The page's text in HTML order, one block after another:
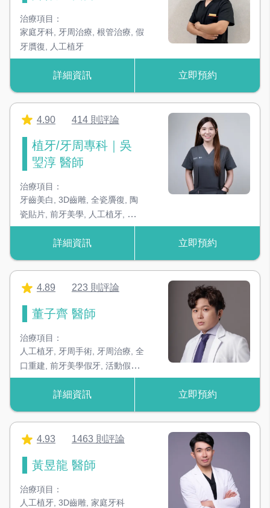
3D 數位X光機
基礎X光影像，是判斷蛀牙、牙周病重要依據
冷光美白機
頭戴顯微鏡
可以看到細節部位，達到更好的治療成效
快速掃苗牙齒型態，不需忍受印模不舒適感
治療項目：
家庭牙科 牙周治療 根管治療 假
牙贋復
人工植牙
詳細資訊 立即預約
4.90 414 則評論
植牙/牙周專科｜吳
琞淳 醫師
治療項目：
牙齒美白, 3D齒雕, 全瓷贗復, 陶
瓷貼片, 前牙美學, 人工植牙, 牙周
治療,矯正協同,假牙贗復,全口重
詳細資訊 立即預約
4.89 223 則評論
董子齊 醫師
治療項目：
人工植牙, 牙周手術, 牙周治療, 全
口重建, 前牙美學假牙, 活動假牙
兒童牙科,一般牙科,全瓷貼片,智
根管治療,全瓷贋復
塗氟,全瓷嵌體,定期檢查
詳細資訊 立即預約
4.93 1463 則評論
黃昱龍 醫師
治療項目：
人工植牙 3D齒雕 家庭牙科